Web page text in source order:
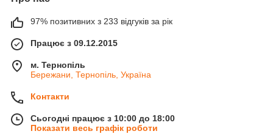
97% позитивних з 233 відгуків за рік
Працює з 09.12.2015
м. Тернопіль
Бережани, Тернопіль, Україна
Контакти
Сьогодні працює з 10:00 до 18:00
Показати весь графік роботи